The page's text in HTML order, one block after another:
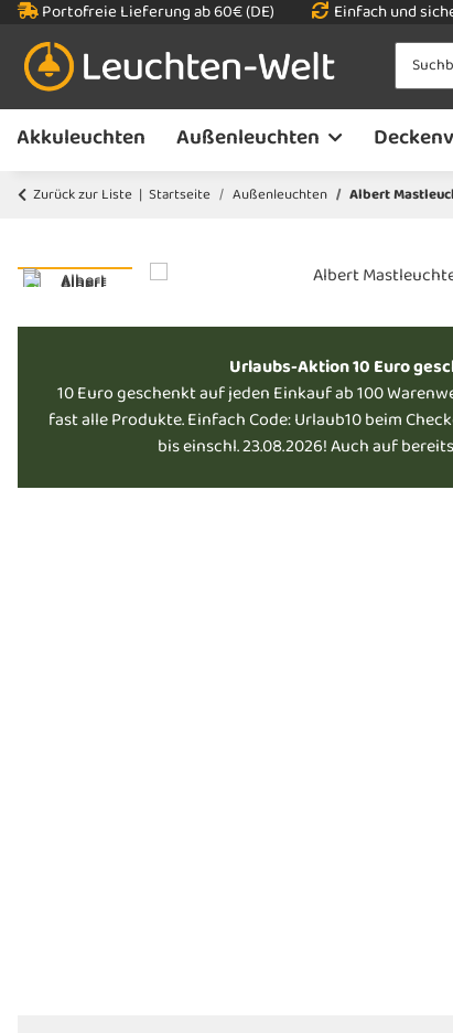
Portofreie Lieferung ab 60€ (DE) Einfach und
Akkuleuchten Außenleuchten
Zurück zur Liste Startseite Außenleuchten Albert
Urlaubs-Aktion 10 Euro
10 Euro geschenkt auf jeden Einkauf ab 100
fast alle Produkte. Einfach Code: Urlaub10 beim
bis einschl. 23.08.2026! Auch auf